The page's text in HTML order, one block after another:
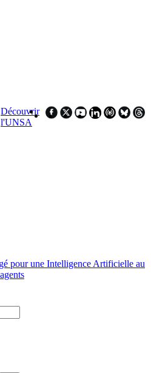
Découvrir
l'UNSA
pour une Intelligence Artificielle au